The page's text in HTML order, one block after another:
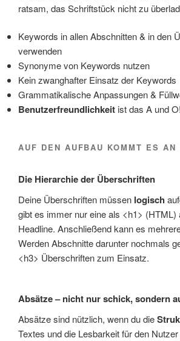
ratsam, das Schriftstück nicht zu
Keywords in allen Abschnitten & in den
verwenden
Synonyme von Keywords nutzen
Kein zwanghafter Einsatz der Keywords
Grammatikalische Anpassungen &
Benutzerfreundlichkeit ist das A und O!
AUF DEN AUFBAU KOMMT ES AN
Die Hierarchie der Überschriften
Deine Überschriften müssen logisch
gibt es immer nur eine als <h1> (HTML)
Headline. Anschließend kann es
Werden Abschnitte darunter nochmals
<h3> Überschriften zum Einsatz.
Absätze – nicht nur schick, sondern
Absätze sind nützlich, wenn du die
Textes und die Lesbarkeit für den